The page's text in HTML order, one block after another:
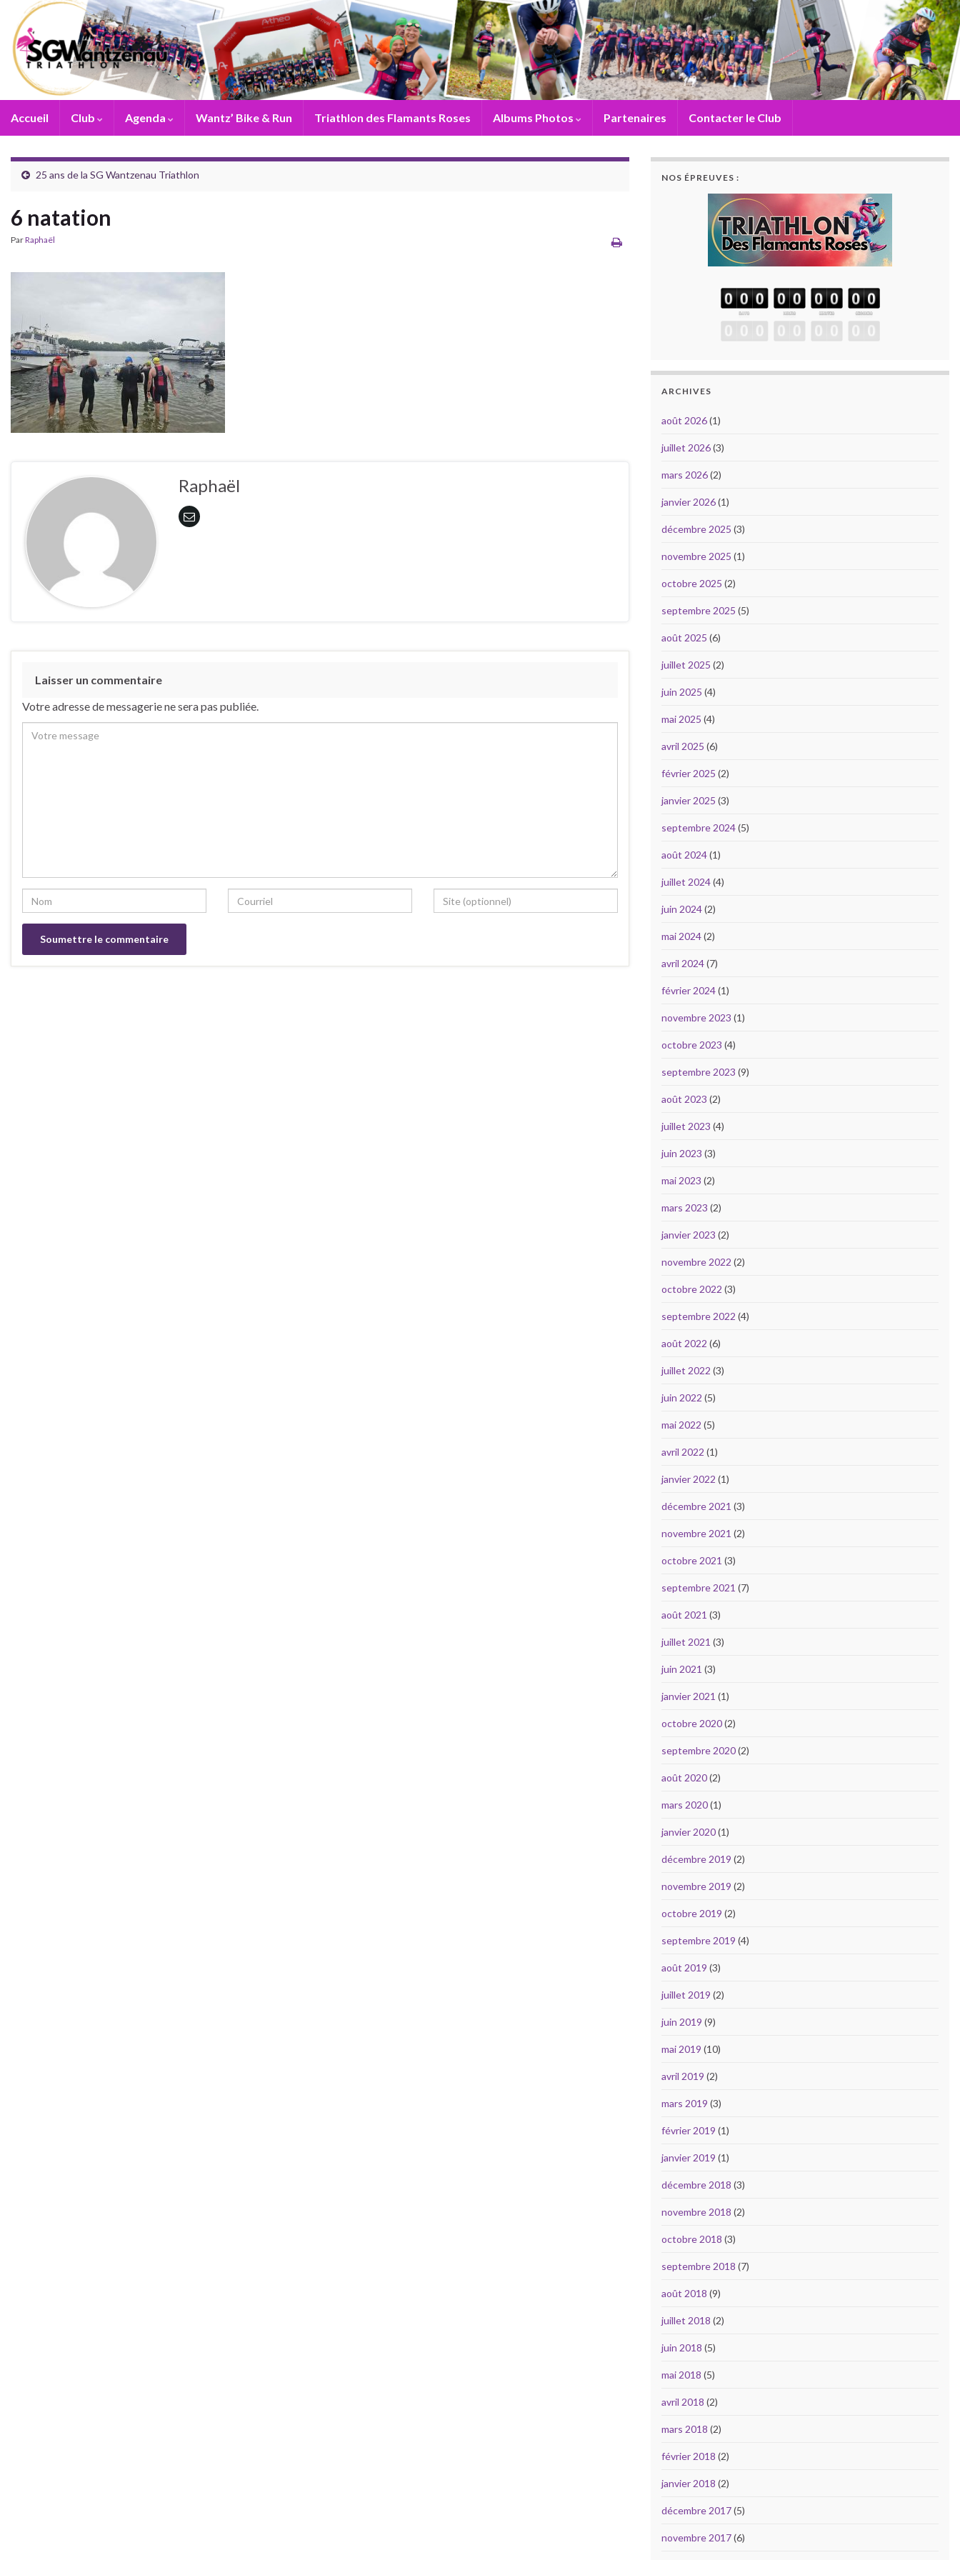
Accueil Club Agenda Wantz’ Bike & Run Triathlon des Flamants Roses Albums Photos Partenaires Contacter le Club
25 ans de la SG Wantzenau Triathlon
6 natation
ParRaphaël
Raphaël
Laisser un commentaire
Votre adresse de messagerie ne sera pas publiée.
NOS ÉPREUVES :
ARCHIVES
août 2026(1)
juillet 2026(3)
mars 2026(2)
janvier 2026(1)
décembre 2025 (3)
novembre 2025 (1)
octobre 2025 (2)
septembre 2025 (5)
août 2025 (6)
juillet 2025 (2)
juin 2025 (4)
mai 2025 (4)
avril 2025 (6)
février 2025 (2)
janvier 2025 (3)
septembre 2024(5)
août 2024(1)
juillet 2024(4)
juin 2024(2)
mai 2024(2)
avril 2024(7)
février 2024(1)
novembre 2023 (1)
octobre 2023 (4)
septembre 2023 (9)
août 2023 (2)
juillet 2023 (4)
juin 2023 (3)
mai 2023 (2)
mars 2023 (2)
janvier 2023 (2)
novembre 2022 (2)
octobre 2022 (3)
septembre 2022 (4)
août 2022 (6)
juillet 2022 (3)
juin 2022 (5)
mai 2022 (5)
avril 2022 (1)
janvier 2022 (1)
décembre 2021 (3)
novembre 2021 (2)
octobre 2021 (3)
septembre 2021 (7)
août 2021 (3)
juillet 2021 (3)
juin 2021 (3)
janvier 2021 (1)
octobre 2020(2)
septembre 2020(2)
août 2020(2)
mars 2020(1)
janvier 2020(1)
décembre 2019 (2)
novembre 2019 (2)
octobre 2019 (2)
septembre 2019 (4)
août 2019 (3)
juillet 2019 (2)
juin 2019 (9)
mai 2019 (10)
avril 2019 (2)
mars 2019 (3)
février 2019 (1)
janvier 2019 (1)
décembre 2018 (3)
novembre 2018 (2)
octobre 2018 (3)
septembre 2018 (7)
août 2018 (9)
juillet 2018 (2)
juin 2018 (5)
mai 2018 (5)
avril 2018 (2)
mars 2018 (2)
février 2018 (2)
janvier 2018 (2)
décembre 2017(5)
novembre 2017(6)